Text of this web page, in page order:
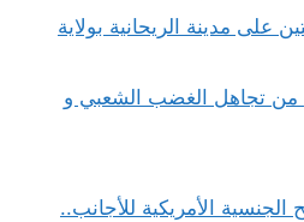
على مدينة الريحانية بولاية
من تجاهل الغضب الشعبي و
الأمريكية للأجانب..